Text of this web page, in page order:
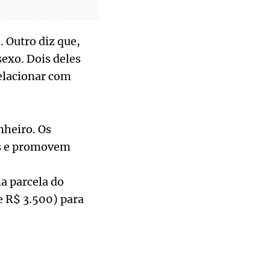
Outro diz que,
Dois deles
com
Os
e promovem
parcela do
3.500) para